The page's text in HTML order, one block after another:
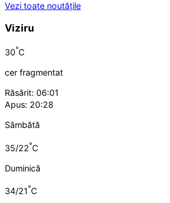
Vezi toate noutățile
Viziru
30°C
cer fragmentat
Răsărit: 06:01
Apus: 20:28
Sâmbătă
35/22°C
Duminică
34/21°C